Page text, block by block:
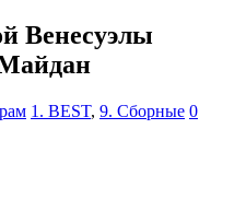
Венесуэлы
1. BEST, 9. Сборные 0